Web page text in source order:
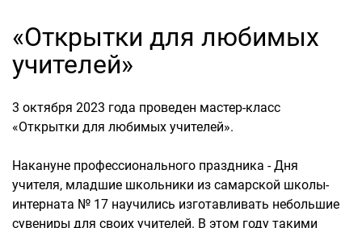
«Открытки для любимых
учителей»
3 октября 2023 года проведен мастер-класс
«Открытки для любимых учителей».
Накануне профессионального праздника - Дня
учителя, младшие школьники из самарской школы-
интерната № 17 научились изготавливать небольшие
сувениры для своих учителей. В этом году такими